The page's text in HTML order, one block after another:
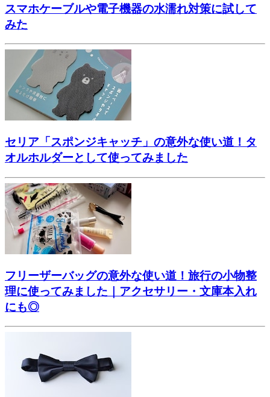
スマホケーブルや電子機器の水濡れ対策に試して
みた
セリア「スポンジキャッチ」の意外な使い道！タ
オルホルダーとして使ってみました
フリーザーバッグの意外な使い道！旅行の小物整
理に使ってみました｜アクセサリー・文庫本入れ
にも◎